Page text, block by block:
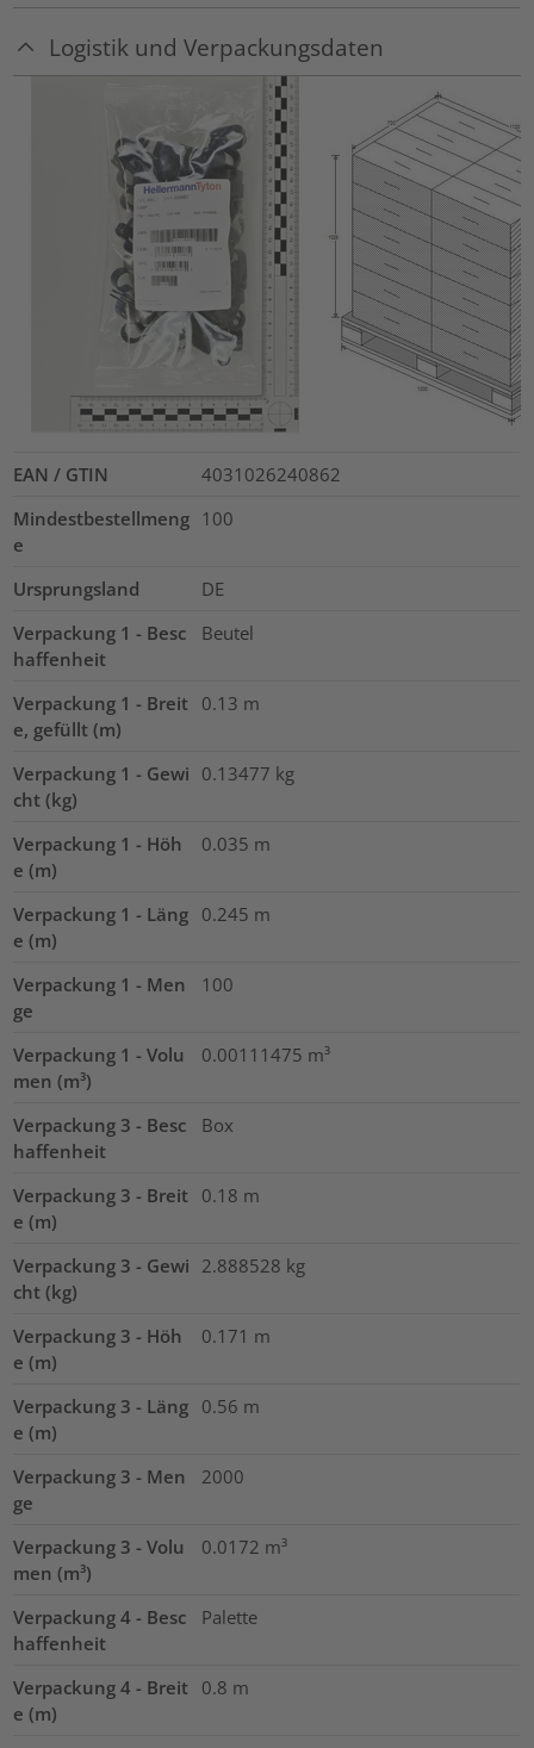
Logistik und Verpackungsdaten
EAN / GTIN
4031026240862
Mindestbestellmeng
e
100
Ursprungsland
DE
Verpackung 1 - Besc
haffenheit
Beutel
Verpackung 1 - Breit
e, gefüllt (m)
0.13 m
Verpackung 1 - Gewi
cht (kg)
0.13477 kg
Verpackung 1 - Höh
e (m)
0.035 m
Verpackung 1 - Läng
e (m)
0.245 m
Verpackung 1 - Men
ge
100
Verpackung 1 - Volu
men (m³)
0.00111475 m³
Verpackung 3 - Besc
haffenheit
Box
Verpackung 3 - Breit
e (m)
0.18 m
Verpackung 3 - Gewi
cht (kg)
2.888528 kg
Verpackung 3 - Höh
e (m)
0.171 m
Verpackung 3 - Läng
e (m)
0.56 m
Verpackung 3 - Men
ge
2000
Verpackung 3 - Volu
men (m³)
0.0172 m³
Verpackung 4 - Besc
haffenheit
Palette
Verpackung 4 - Breit
e (m)
0.8 m